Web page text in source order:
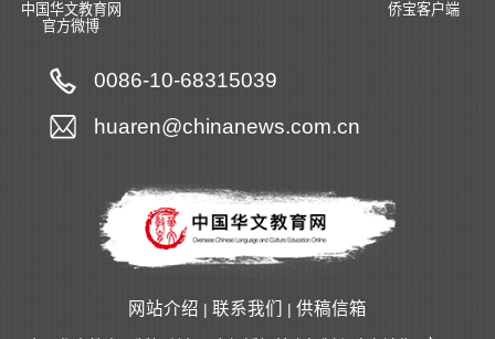
中国华文教育网
官方微博
侨宝客户端
0086-10-68315039
huaren@chinanews.com.cn
网站介绍 | 联系我们 | 供稿信箱